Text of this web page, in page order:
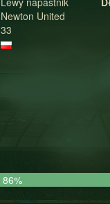
Newton United
33
86%